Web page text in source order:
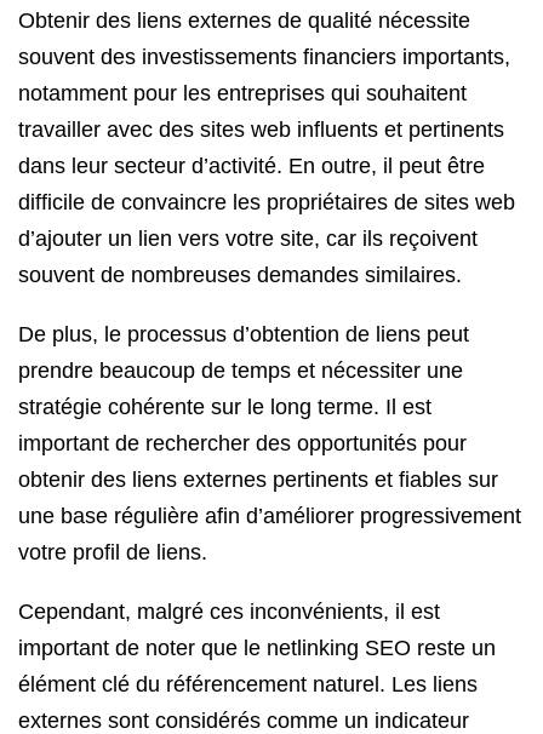
Obtenir des liens externes de qualité nécessite
souvent des investissements financiers importants,
notamment pour les entreprises qui souhaitent
travailler avec des sites web influents et pertinents
dans leur secteur d’activité. En outre, il peut être
difficile de convaincre les propriétaires de sites web
d’ajouter un lien vers votre site, car ils reçoivent
souvent de nombreuses demandes similaires.
De plus, le processus d’obtention de liens peut
prendre beaucoup de temps et nécessiter une
stratégie cohérente sur le long terme. Il est
important de rechercher des opportunités pour
obtenir des liens externes pertinents et fiables sur
une base régulière afin d’améliorer progressivement
votre profil de liens.
Cependant, malgré ces inconvénients, il est
important de noter que le netlinking SEO reste un
élément clé du référencement naturel. Les liens
externes sont considérés comme un indicateur